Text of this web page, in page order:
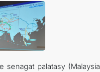
senagat palatasy